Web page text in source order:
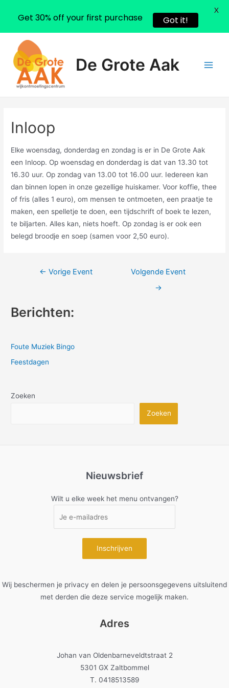
inhoud
De Grote Aak
Inloop
Elke woensdag, donderdag en zondag is er in De Grote Aak
een Inloop. Op woensdag en donderdag is dat van 13.30 tot
16.30 uur. Op zondag van 13.00 tot 16.00 uur. Iedereen kan
dan binnen lopen in onze gezellige huiskamer. Voor koffie, thee
of fris (alles 1 euro), om mensen te ontmoeten, een praatje te
maken, een spelletje te doen, een tijdschrift of boek te lezen,
te biljarten. Alles kan, niets hoeft. Op zondag is er ook een
belegd broodje en soep (samen voor 2,50 euro).
Bericht
← Vorige Event
Volgende Event
→
Berichten:
Foute Muziek Bingo
Feestdagen
Zoeken
Zoeken
Nieuwsbrief
Wilt u elke week het menu ontvangen?
Wij beschermen je privacy en delen je persoonsgegevens uitsluitend
met derden die deze service mogelijk maken.
Adres
Johan van Oldenbarneveldtstraat 2
5301 GX Zaltbommel
T. 0418513589
Get 30% off your first purchase Got it!
X